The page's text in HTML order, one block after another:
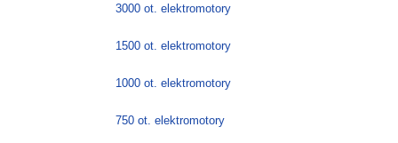
3000 ot. elektromotory
1500 ot. elektromotory
1000 ot. elektromotory
750 ot. elektromotory